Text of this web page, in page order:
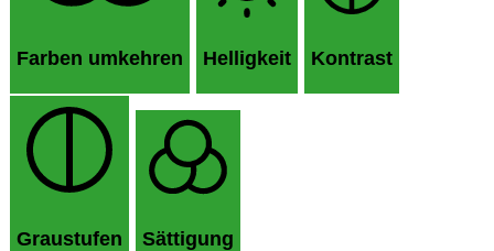
Farben umkehren Helligkeit Kontrast
Graustufen Sättigung